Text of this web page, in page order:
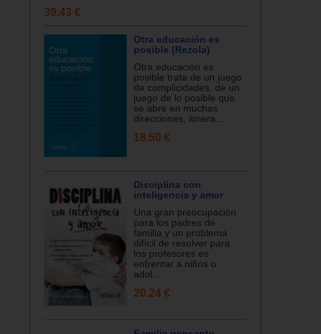
39.43 €
Otra educación es
posible (Rezola)
Otra educación es
posible trata de un juego
de complicidades, de un
juego de lo posible que
se abre en muchas
direcciones, itinera...
18.50 €
Disciplina con
inteligencia y amor
Una gran preocupación
para los padres de
familia y un problema
difícil de resolver para
los profesores es
enfrentar a niños o
adol...
20.24 €